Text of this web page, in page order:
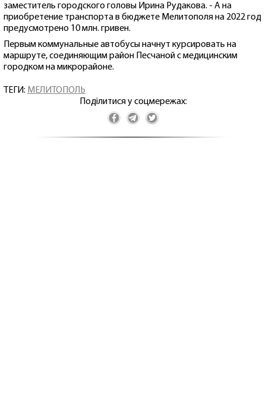
заместитель городского головы Ирина Рудакова. - А на
приобретение транспорта в бюджете Мелитополя на 2022 год
предусмотрено 10 млн. гривен.
Первым коммунальные автобусы начнут курсировать на
маршруте, соединяющим район Песчаной с медицинским
городком на микрорайоне.
ТЕГИ: МЕЛИТОПОЛЬ
Поділитися у соцмережах: